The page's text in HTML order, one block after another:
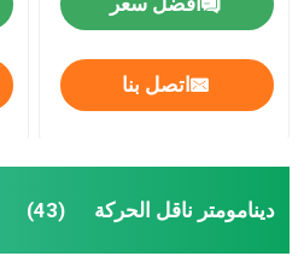
اتصل بنا
دينامومتر ناقل الحركة (43)